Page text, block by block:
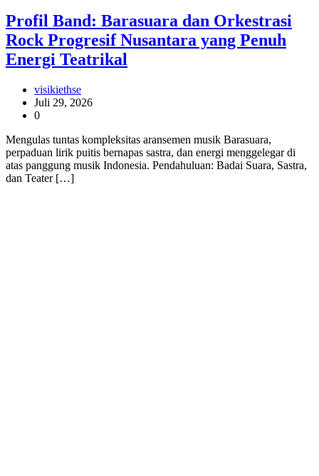
Profil Band: Barasuara dan Orkestrasi
Rock Progresif Nusantara yang Penuh
Energi Teatrikal
visikiethse
Juli 29, 2026
0
Mengulas tuntas kompleksitas aransemen musik Barasuara,
perpaduan lirik puitis bernapas sastra, dan energi menggelegar di
atas panggung musik Indonesia. Pendahuluan: Badai Suara, Sastra,
dan Teater […]